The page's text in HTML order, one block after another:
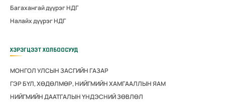
Багахангай дүүрэг НДГ
Налайх дүүрэг НДГ
ХЭРЭГЦЭЭТ ХОЛБООСУУД
МОНГОЛ УЛСЫН ЗАСГИЙН ГАЗАР
ГЭР БҮЛ, ХӨДӨЛМӨР, НИЙГМИЙН ХАМГААЛЛЫН ЯАМ
НИЙГМИЙН ДААТГАЛЫН ҮНДЭСНИЙ ЗӨВЛӨЛ